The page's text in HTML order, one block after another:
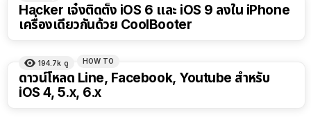
Hacker เจ๋งติดตั้ง iOS 6 และ iOS 9 ลงใน iPhone
เครื่องเดียวกันด้วย CoolBooter
194.7k ดู HOW TO
ดาวน์โหลด Line, Facebook, Youtube สำหรับ
iOS 4, 5.x, 6.x